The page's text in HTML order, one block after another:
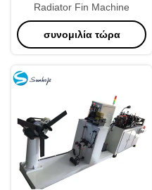
Radiator Fin Machine
συνομιλία τώρα